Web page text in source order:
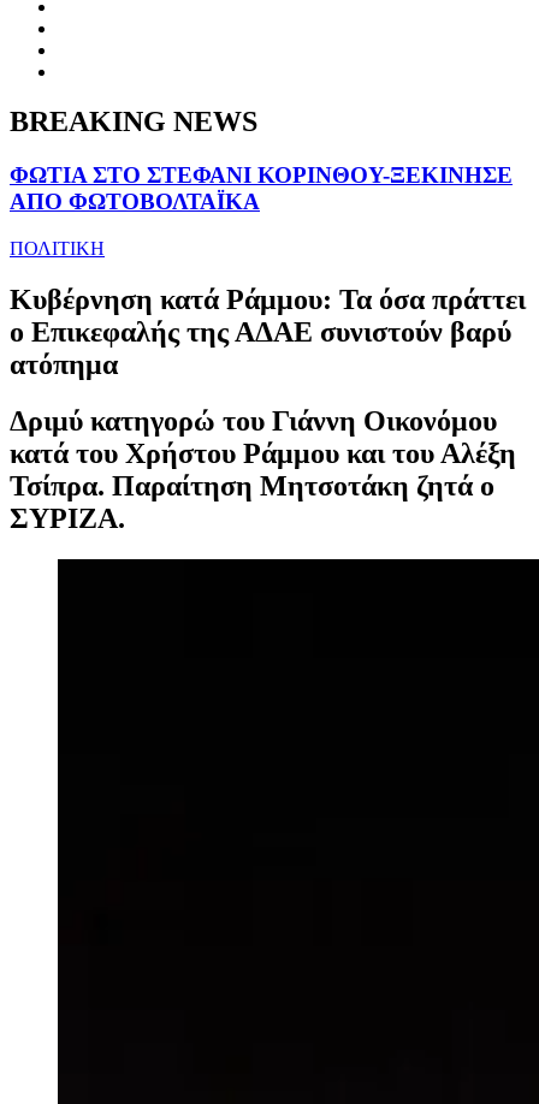
BREAKING NEWS
ΦΩΤΙΑ ΣΤΟ ΣΤΕΦΑΝΙ ΚΟΡΙΝΘΟΥ-ΞΕΚΙΝΗΣΕ
ΑΠΟ ΦΩΤΟΒΟΛΤΑΪΚΑ
ΠΟΛΙΤΙΚΗ
Κυβέρνηση κατά Ράμμου: Τα όσα πράττει
ο Επικεφαλής της ΑΔΑΕ συνιστούν βαρύ
ατόπημα
Δριμύ κατηγορώ του Γιάννη Οικονόμου
κατά του Χρήστου Ράμμου και του Αλέξη
Τσίπρα. Παραίτηση Μητσοτάκη ζητά ο
ΣΥΡΙΖΑ.